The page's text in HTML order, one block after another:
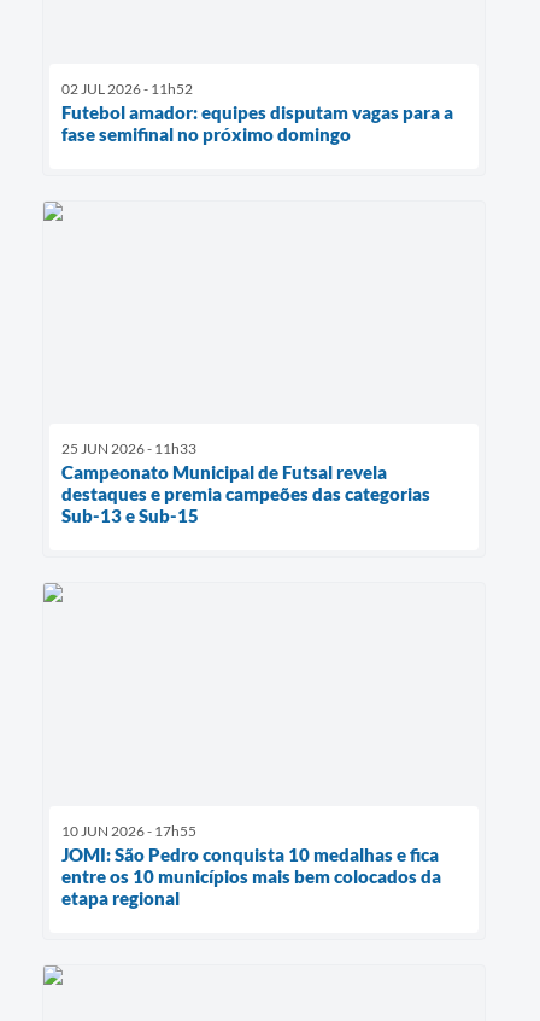
02 JUL 2026 - 11h52
Futebol amador: equipes disputam vagas para a
fase semifinal no próximo domingo
25 JUN 2026 - 11h33
Campeonato Municipal de Futsal revela
destaques e premia campeões das categorias
Sub-13 e Sub-15
10 JUN 2026 - 17h55
JOMI: São Pedro conquista 10 medalhas e fica
entre os 10 municípios mais bem colocados da
etapa regional